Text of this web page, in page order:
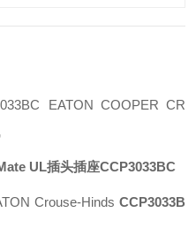
EATON COOPER CR
UL插头插座CCP3033BC
Crouse-Hinds CCP3033B